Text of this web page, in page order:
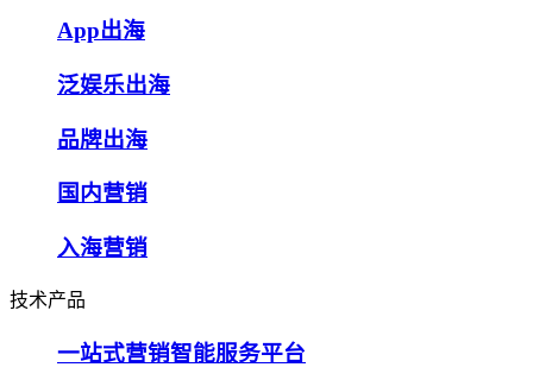
App出海
泛娱乐出海
品牌出海
国内营销
入海营销
技术产品
一站式营销智能服务平台